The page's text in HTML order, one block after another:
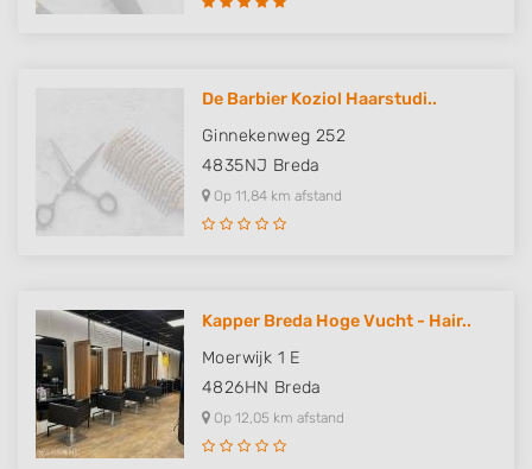
De Barbier Koziol Haarstudi..
Ginnekenweg 252
4835NJ Breda
Op 11,84 km afstand
Kapper Breda Hoge Vucht - Hair..
Moerwijk 1 E
4826HN Breda
Op 12,05 km afstand